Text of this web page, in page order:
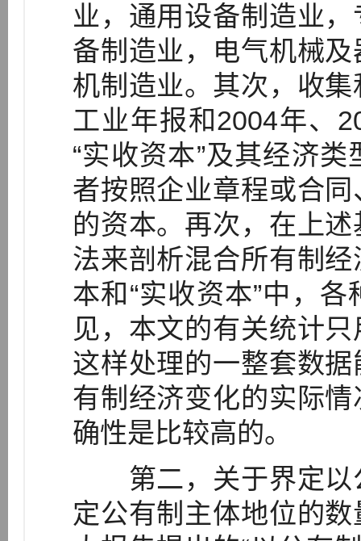
业，通用设备制造业
备制造业，电气机械
机制造业。其次，收
工业年报和2004年、
“实收资本”及其经济
者按照企业章程或合
的资本。再次，在上
法来剖析混合所有制
本和“实收资本”中，
见，本文的有关统计
这样处理的一整套数
有制经济变化的实际
确性是比较高的。
第二，关于界定以
定公有制主体地位的